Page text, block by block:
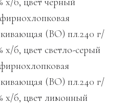
(ВО) пл.240 г/
х/б, цвет светло-серый
(ВО) пл.240 г/
х/б, цвет лимонный